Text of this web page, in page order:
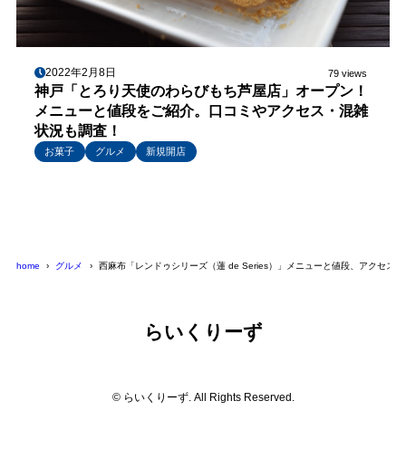
2022年2月8日 79 views
神戸「とろり天使のわらびもち芦屋店」オープン！
メニューと値段をご紹介。口コミやアクセス・混雑
状況も調査！
お菓子 グルメ 新規開店
home グルメ 西麻布「レンドゥシリーズ（蓮 de Series）」メニューと値段、アクセス
らいくりーず
© らいくりーず. All Rights Reserved.